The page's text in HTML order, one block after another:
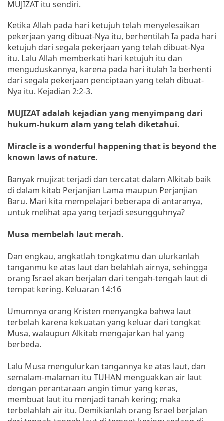
MUJIZAT itu sendiri.
Ketika Allah pada hari ketujuh telah menyelesaikan
pekerjaan yang dibuat-Nya itu, berhentilah Ia pada hari
ketujuh dari segala pekerjaan yang telah dibuat-Nya
itu. Lalu Allah memberkati hari ketujuh itu dan
menguduskannya, karena pada hari itulah Ia berhenti
dari segala pekerjaan penciptaan yang telah dibuat-
Nya itu. Kejadian 2:2-3.
MUJIZAT adalah kejadian yang menyimpang dari
hukum-hukum alam yang telah diketahui.
Miracle is a wonderful happening that is beyond the
known laws of nature.
Banyak mujizat terjadi dan tercatat dalam Alkitab baik
di dalam kitab Perjanjian Lama maupun Perjanjian
Baru. Mari kita mempelajari beberapa di antaranya,
untuk melihat apa yang terjadi sesungguhnya?
Musa membelah laut merah.
Dan engkau, angkatlah tongkatmu dan ulurkanlah
tanganmu ke atas laut dan belahlah airnya, sehingga
orang Israel akan berjalan dari tengah-tengah laut di
tempat kering. Keluaran 14:16
Umumnya orang Kristen menyangka bahwa laut
terbelah karena kekuatan yang keluar dari tongkat
Musa, walaupun Alkitab mengajarkan hal yang
berbeda.
Lalu Musa mengulurkan tangannya ke atas laut, dan
semalam-malaman itu TUHAN menguakkan air laut
dengan perantaraan angin timur yang keras,
membuat laut itu menjadi tanah kering; maka
terbelahlah air itu. Demikianlah orang Israel berjalan